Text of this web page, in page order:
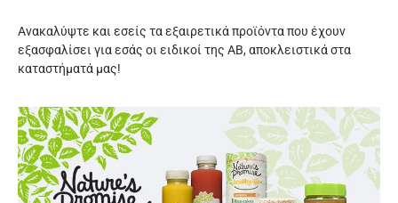
Ανακαλύψτε και εσείς τα εξαιρετικά προϊόντα που έχουν
εξασφαλίσει για εσάς οι ειδικοί της ΑΒ, αποκλειστικά στα
καταστήματά μας!